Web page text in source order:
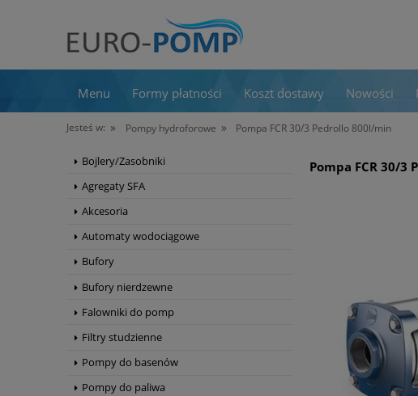
Menu Formy płatności Koszt dostawy Nowości
Jesteś w: » Pompy hydroforowe » Pompa FCR 30/3 Pedrollo 800l/min
Bojlery/Zasobniki
Agregaty SFA
Akcesoria
Automaty wodociągowe
Bufory
Bufory nierdzewne
Falowniki do pomp
Filtry studzienne
Pompy do basenów
Pompy do paliwa
Pompa FCR 30/3